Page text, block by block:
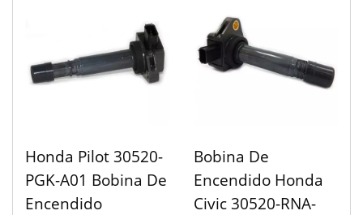
Honda Pilot 30520-
PGK-A01 Bobina De
Encendido
Bobina De
Encendido Honda
Civic 30520-RNA-